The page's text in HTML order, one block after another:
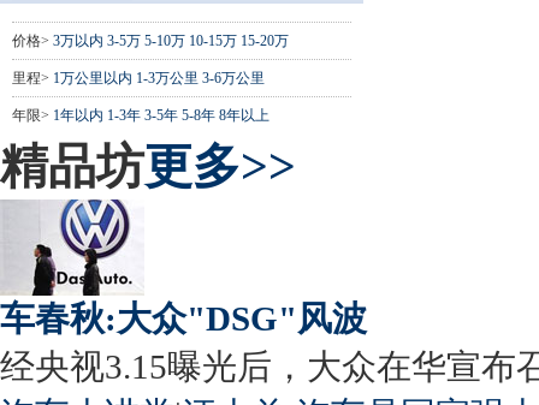
价格> 3万以内 3-5万 5-10万 10-15万 15-20万
里程> 1万公里以内 1-3万公里 3-6万公里
年限> 1年以内 1-3年 3-5年 5-8年 8年以上
精品坊更多>>
车春秋:大众"DSG"风波
经央视3.15曝光后，大众在华宣布